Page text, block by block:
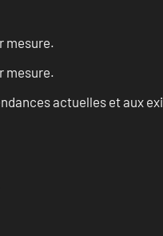
mesure.
mesure.
actuelles et aux